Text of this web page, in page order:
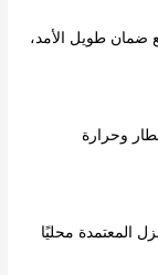
ضمان طويل الأمد،
وحرارة
المعتمدة محليًا